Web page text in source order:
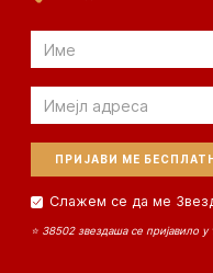
Email
Email
Слажем се да ме
⭐ 38502 звездаша се пријавило